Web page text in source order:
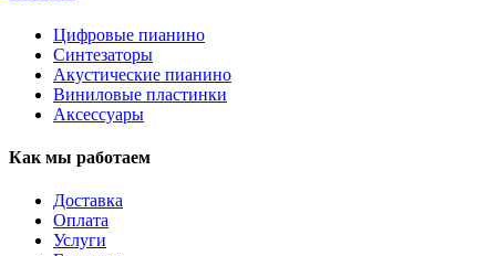
Цифровые пианино
Синтезаторы
Акустические пианино
Виниловые пластинки
Аксессуары
Как мы работаем
Доставка
Оплата
Услуги